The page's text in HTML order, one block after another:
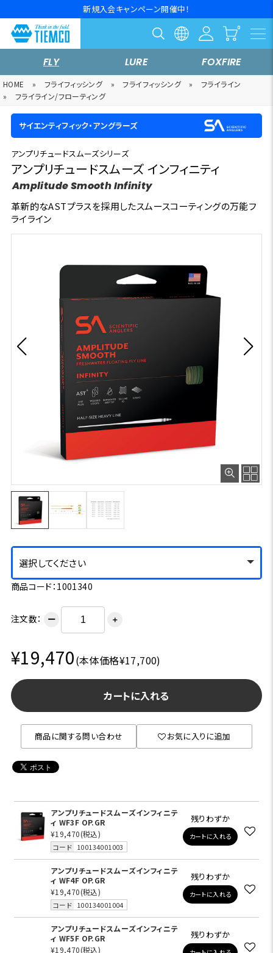
新規入会キャンペーン開催中！
FLY LURE FOXFIRE
HOME » フライフィッシング » フライフィッシング »
フライライン
»
フライライン/フローティング
サイエンティフィック・アングラーズ
アンプリチュードスムーズシリーズ
アンプリチュードスムーズ インフィニティ
Amplitude Smooth Infinity
革新的なASTプラスを採用したスムースコーティングの万能フ
ライライン
選択してください
商品コード：1001340
注文数： ー ＋
¥19,470(本体価格¥17,700)
カートに入れる
商品に関する問い合わせ お気に入りに追加
アンプリチュードスムーズインフィニテ
ィ WF3F OP.GR
¥19,470(税込)
コード 100134001003
残りわずか
カートに入れる
アンプリチュードスムーズインフィニテ
ィ WF4F OP.GR
¥19,470(税込)
コード 100134001004
残りわずか
カートに入れる
アンプリチュードスムーズインフィニテ
ィ WF5F OP.GR
¥19,470(税込)
残りわずか